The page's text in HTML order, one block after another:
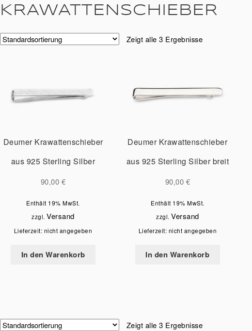
KRAWATTENSCHIEBER
Zeigt alle 3 Ergebnisse
Deumer Krawattenschieber
aus 925 Sterling Silber
90,00 €
Enthält 19% MwSt.
zzgl.Versand
Lieferzeit: nicht angegeben
In den Warenkorb
Deumer Krawattenschieber
aus 925 Sterling Silber breit
90,00 €
Enthält 19% MwSt.
zzgl.Versand
Lieferzeit: nicht angegeben
In den Warenkorb
Zeigt alle 3 Ergebnisse